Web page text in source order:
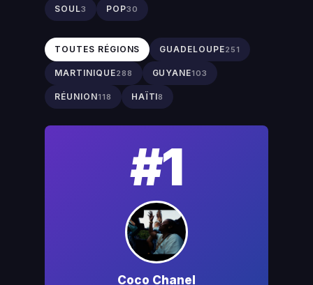
SOUL3 POP30
TOUTES RÉGIONS GUADELOUPE251
MARTINIQUE288 GUYANE103
RÉUNION118 HAÏTI8
#1
Coco Chanel